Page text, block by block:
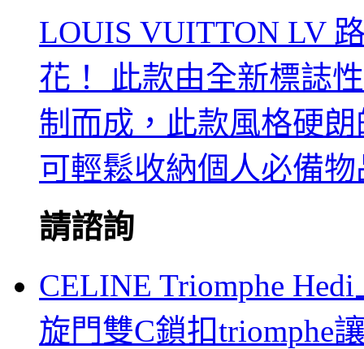
LOUIS VUITTON LV
花！ 此款由全新標誌
制而成，此款風格硬朗
可輕鬆收納個人必備
請諮詢
CELINE Triomphe
旋門雙C鎖扣triomphe